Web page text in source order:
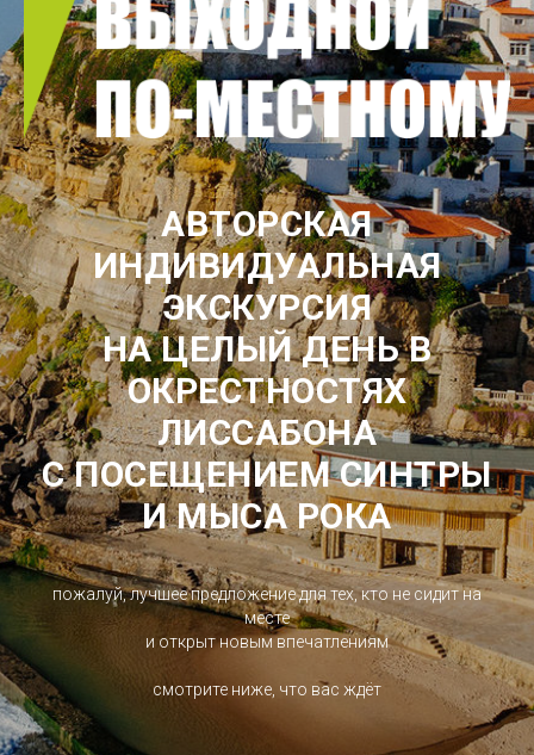
АВТОРСКАЯ
ИНДИВИДУАЛЬНАЯ
ЭКСКУРСИЯ
НА ЦЕЛЫЙ ДЕНЬ В
ОКРЕСТНОСТЯХ
ЛИССАБОНА
С ПОСЕЩЕНИЕМ СИНТРЫ
И МЫСА РОКА
пожалуй, лучшее предложение для тех, кто не сидит на
месте
и открыт новым впечатлениям
смотрите ниже, что вас ждёт